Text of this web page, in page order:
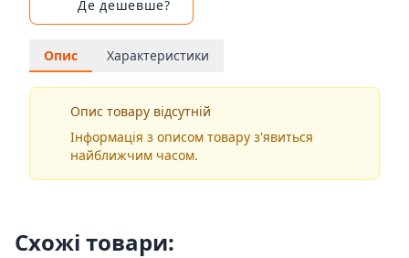
Де дешевше?
Опис Характеристики
Опис товару відсутній
Інформація з описом товару з'явиться
найближчим часом.
Схожі товари: